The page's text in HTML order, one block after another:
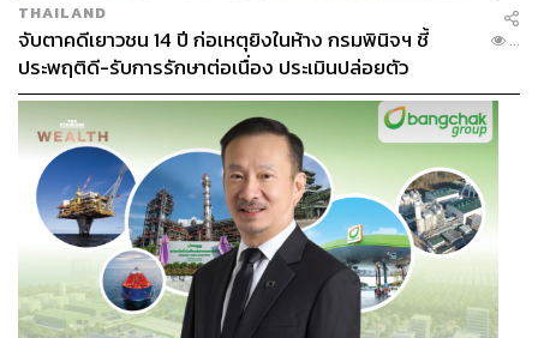
THAILAND
จับตาคดีเยาวชน 14 ปี ก่อเหตุยิงในห้าง กรมพินิจฯ ชี้
ประพฤติดี-รับการรักษาต่อเนื่อง ประเมินปล่อยตัว
...